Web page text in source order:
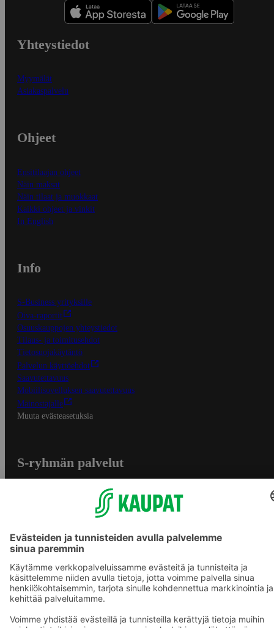
Yhteystiedot
Myymälät
Asiakaspalvelu
Ohjeet
Ensitilaajan ohjeet
Näin maksat
Näin tilaat ja muokkaat
Kaikki ohjeet ja vinkit
In English
Info
S-Business yrityksille
Oiva-raportit
Osuuskauppojen yhteystiedot
Tilaus- ja toimitusehdot
Tietosuojakäytäntö
Palvelun käyttöehdot
Saavutettavuus
Mobiilisovelluksen saavutettavuus
Mainostajalle
Muuta evästeasetuksia
S-ryhmän palvelut
S-ostoslista -sovellus
Prisma.fi
Sokos.fi
S-Pankki
Yhteishyvä
Sokos Hotels
Raflaamo